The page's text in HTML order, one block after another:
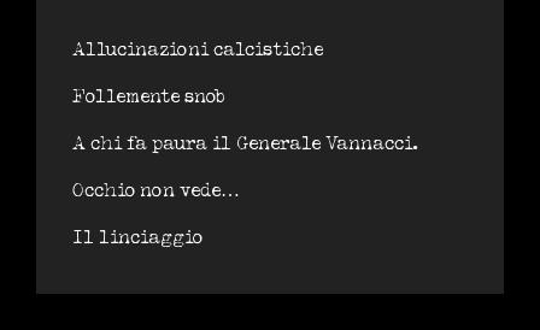
Allucinazioni calcistiche
Follemente snob
A chi fa paura il Generale Vannacci.
Occhio non vede…
Il linciaggio